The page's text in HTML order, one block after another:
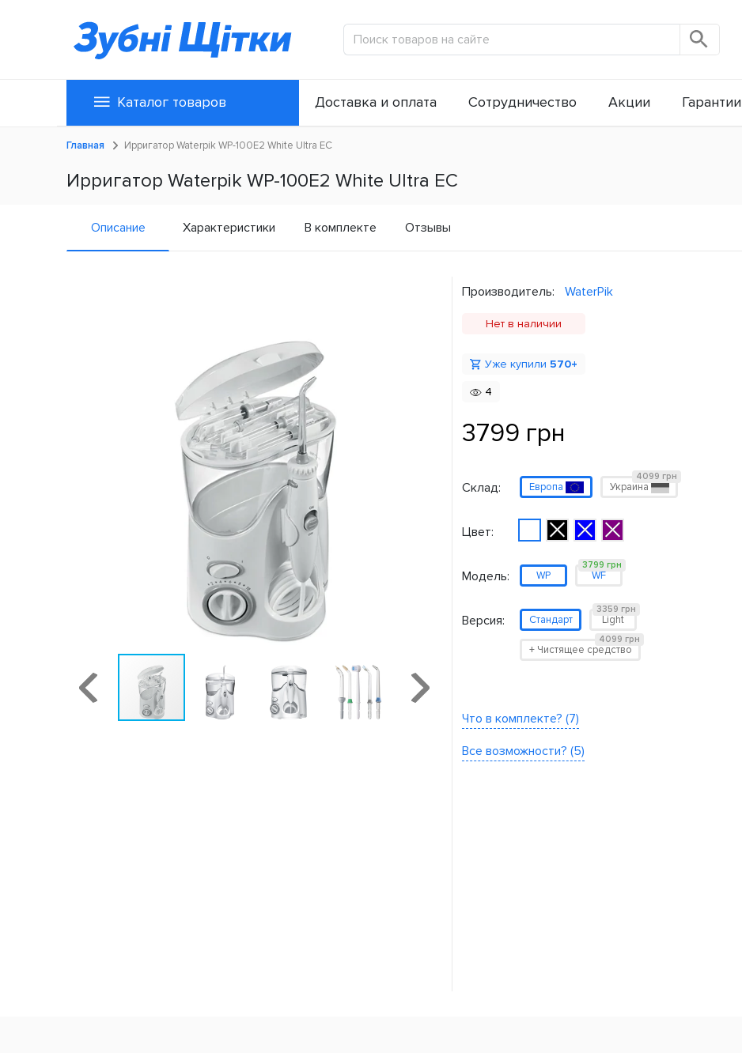
Каталог товаров Доставка и оплата Сотрудничество Акции Гарантии
Главная Ирригатор Waterpik WP-100E2 White Ultra ЕС
Ирригатор Waterpik WP-100E2 White Ultra ЕС
Описание Характеристики В комплекте Отзывы
Производитель: WaterPik
Нет в наличии
Уже купили 570+
4
3799 грн
Склад: Европа Украина
4099 грн
Цвет:
Модель: WP WF
3799 грн
Версия: Стандарт Light
3359 грн
+ Чистящее средство
4099 грн
Что в комплекте? (7)
Все возможности? (5)